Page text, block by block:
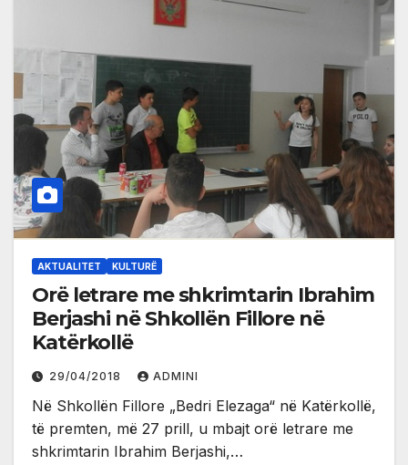
AKTUALITET KULTURË
Orë letrare me shkrimtarin Ibrahim
Berjashi në Shkollën Fillore në
Katërkollë
29/04/2018 ADMINI
Në Shkollën Fillore „Bedri Elezaga“ në Katërkollë,
të premten, më 27 prill, u mbajt orë letrare me
shkrimtarin Ibrahim Berjashi,…